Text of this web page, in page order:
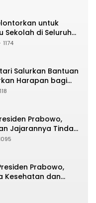
untuk
Sekolah di Seluruh
1174
Salurkan Bantuan
Harapan bagi
Sumatera
Prabowo,
Jajarannya Tindak
Prabowo,
Kesehatan dan
Gratis